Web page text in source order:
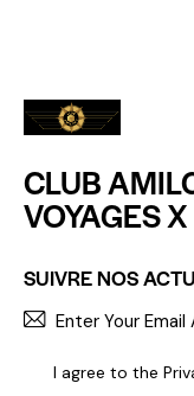
CLUB
VOYAGES
SUIVRE NOS
I agree to the